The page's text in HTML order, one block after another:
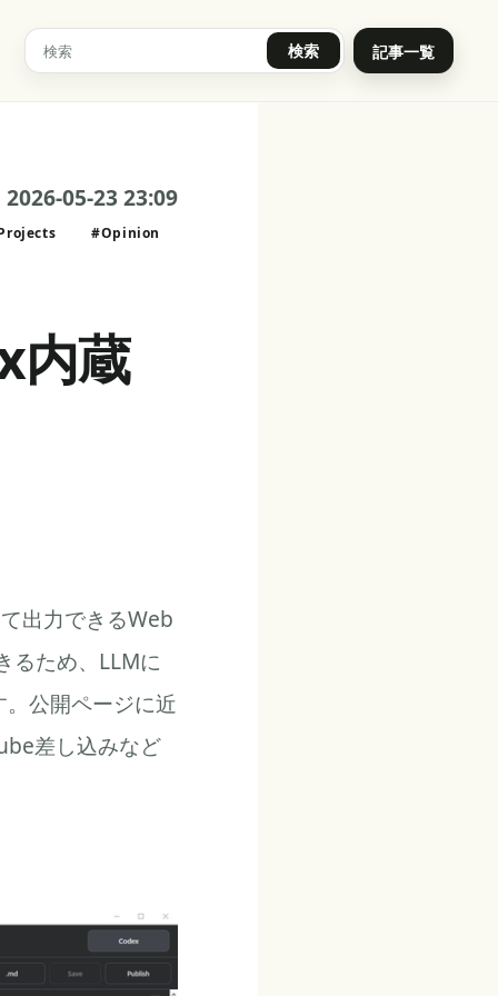
検索 記事一覧
2026-05-23 23:09
#Opinion
内蔵
出力できるWeb
るため、LLMに
公開ページに近
差し込みなど